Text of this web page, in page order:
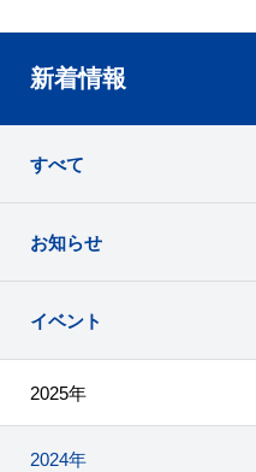
新着情報
すべて
お知らせ
イベント
2025年
2024年